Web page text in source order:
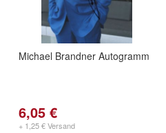
Michael Brandner Autogramm
6,05 €
+ 1,25 € Versand